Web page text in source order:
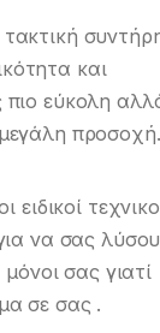
και
πιο εύκολη
προσοχή.
να σας
σας γιατί
σε σας .